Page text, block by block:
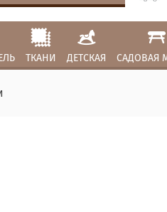
ТКАНИ ДЕТСКАЯ САДОВАЯ